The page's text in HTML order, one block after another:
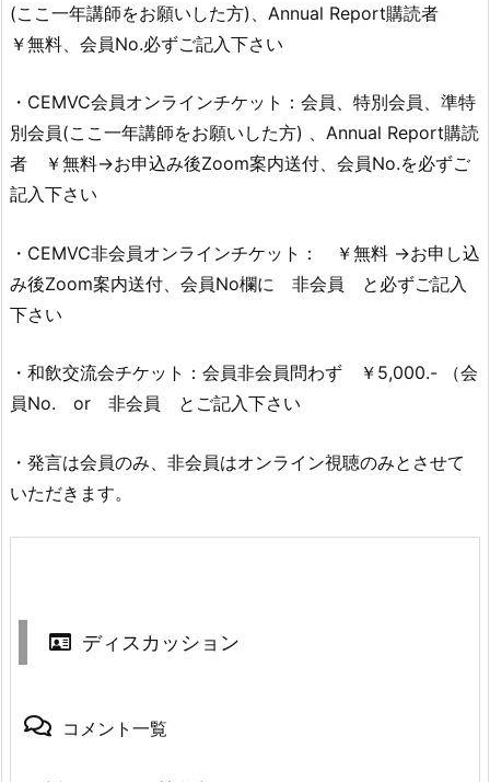
(ここ一年講師をお願いした方)、Annual Report購読者
￥無料、会員No.必ずご記入下さい
・CEMVC会員オンラインチケット：会員、特別会員、準特
別会員(ここ一年講師をお願いした方) 、Annual Report購読
者 ￥無料→お申込み後Zoom案内送付、会員No.を必ずご
記入下さい
・CEMVC非会員オンラインチケット： ￥無料 →お申し込
み後Zoom案内送付、会員No欄に 非会員 と必ずご記入
下さい
・和飲交流会チケット：会員非会員問わず ￥5,000.- （会
員No. or 非会員 とご記入下さい
・発言は会員のみ、非会員はオンライン視聴のみとさせて
いただきます。
ディスカッション
コメント一覧